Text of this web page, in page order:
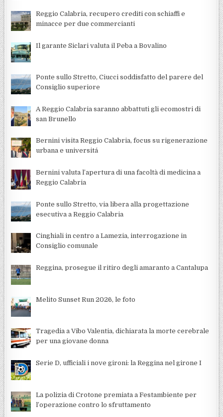
Reggio Calabria, recupero crediti con schiaffi e
minacce per due commercianti
Il garante Siclari valuta il Peba a Bovalino
Ponte sullo Stretto, Ciucci soddisfatto del parere del
Consiglio superiore
A Reggio Calabria saranno abbattuti gli ecomostri di
san Brunello
Bernini visita Reggio Calabria, focus su rigenerazione
urbana e universitá
Bernini valuta l’apertura di una facoltà di medicina a
Reggio Calabria
Ponte sullo Stretto, via libera alla progettazione
esecutiva a Reggio Calabria
Cinghiali in centro a Lamezia, interrogazione in
Consiglio comunale
Reggina, prosegue il ritiro degli amaranto a Cantalupa
Melito Sunset Run 2026, le foto
Tragedia a Vibo Valentia, dichiarata la morte cerebrale
per una giovane donna
Serie D, ufficiali i nove gironi: la Reggina nel girone I
La polizia di Crotone premiata a Festambiente per
l’operazione contro lo sfruttamento